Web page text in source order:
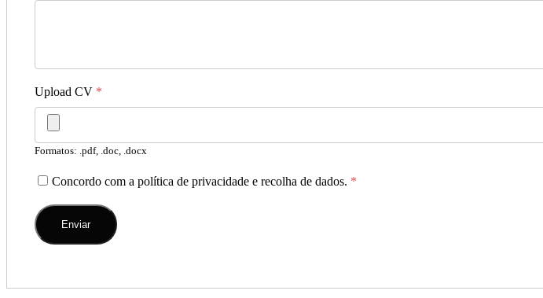
Upload CV *
Formatos: .pdf, .doc, .docx
Concordo com a política de privacidade e recolha de dados. *